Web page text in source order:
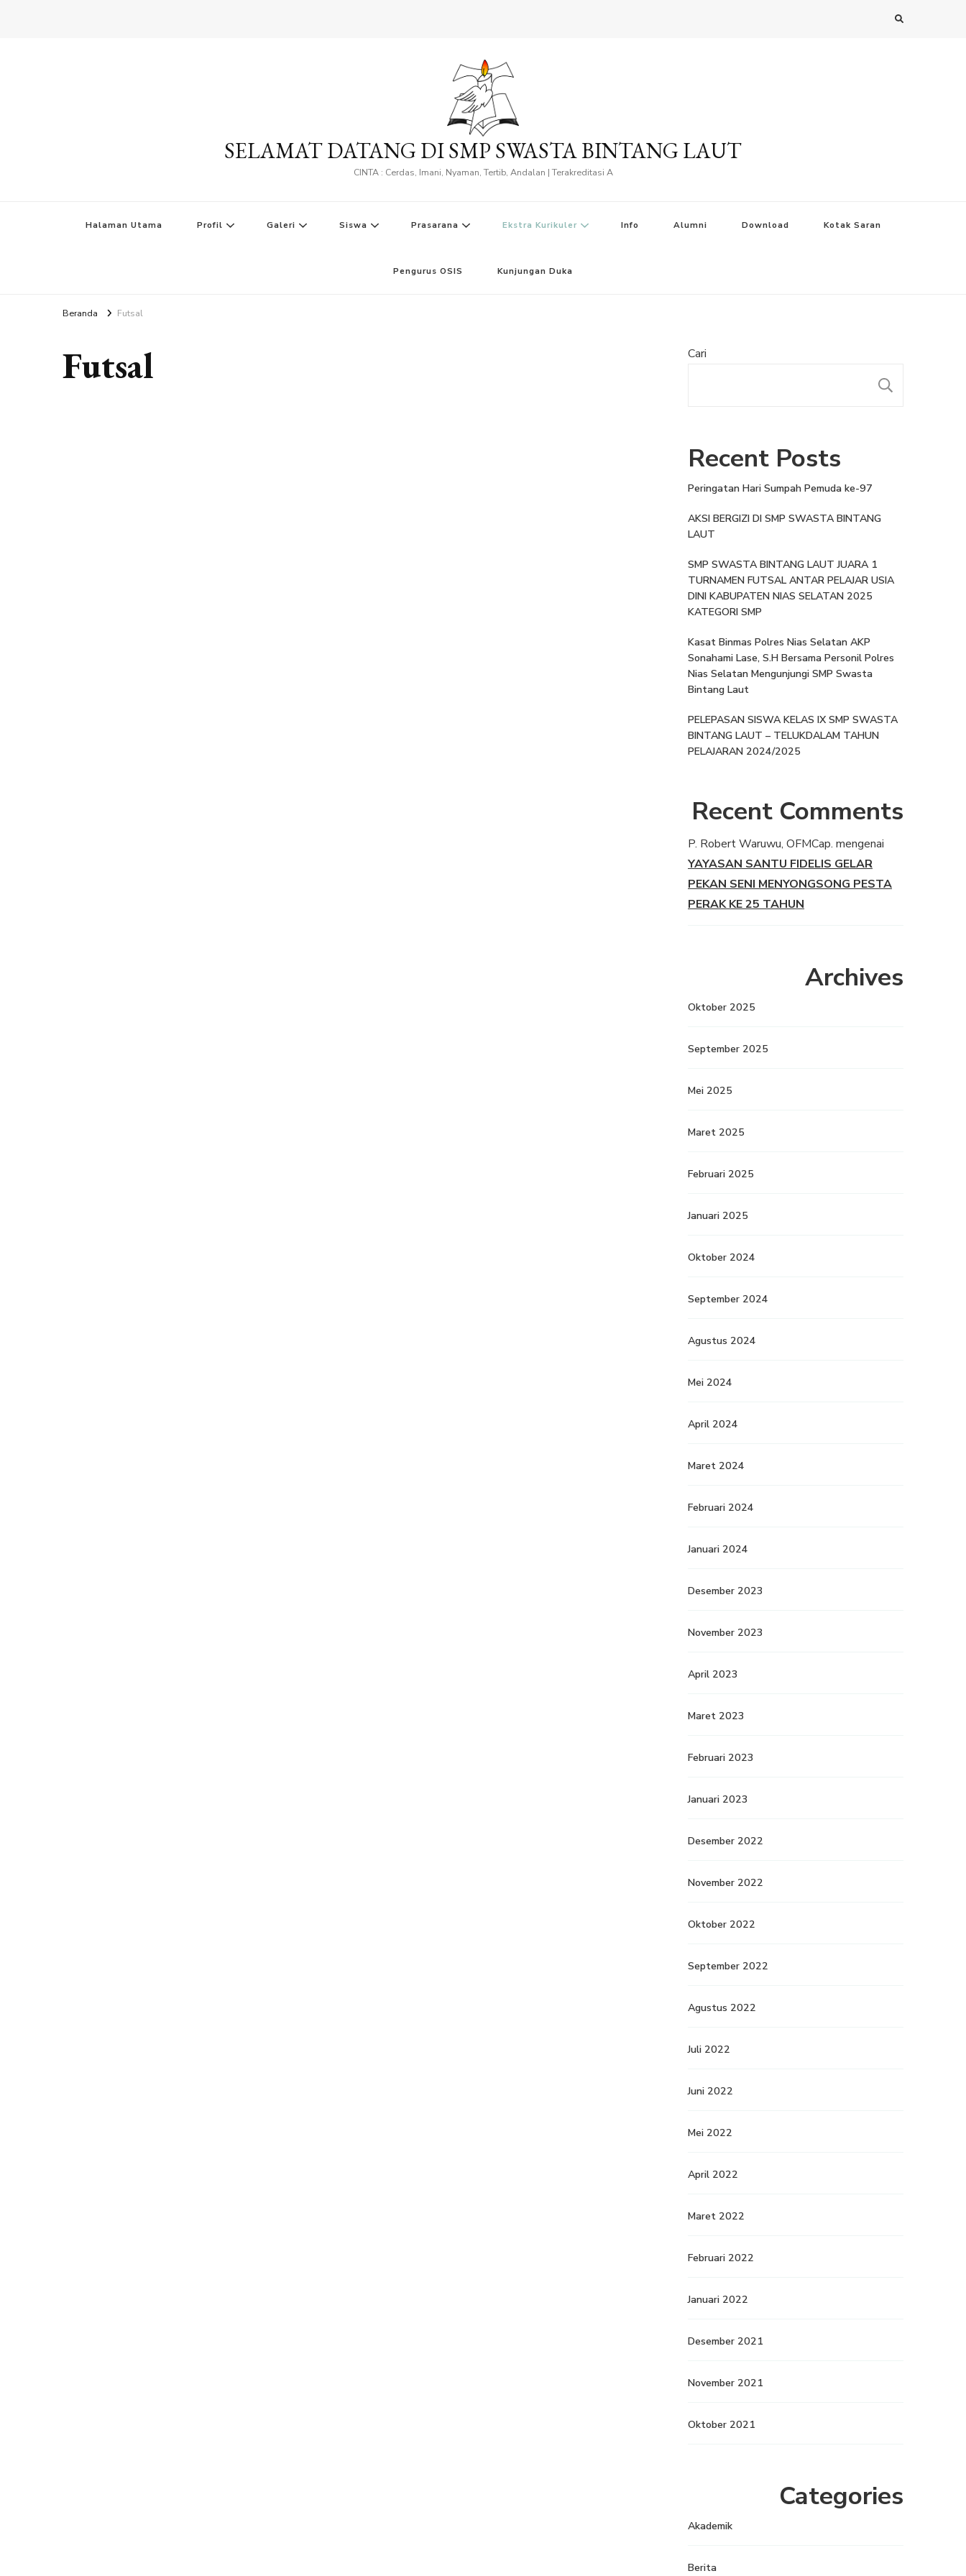
SELAMAT DATANG DI SMP SWASTA BINTANG LAUT
CINTA : Cerdas, Imani, Nyaman, Tertib, Andalan | Terakreditasi A
Halaman Utama Profil Galeri Siswa Prasarana Ekstra Kurikuler Info Alumni Download Kotak Saran
Pengurus OSIS Kunjungan Duka
Beranda Futsal
Futsal Cari
Recent Posts
Peringatan Hari Sumpah Pemuda ke-97
AKSI BERGIZI DI SMP SWASTA BINTANG
LAUT
SMP SWASTA BINTANG LAUT JUARA 1
TURNAMEN FUTSAL ANTAR PELAJAR USIA
DINI KABUPATEN NIAS SELATAN 2025
KATEGORI SMP
Kasat Binmas Polres Nias Selatan AKP
Sonahami Lase, S.H Bersama Personil Polres
Nias Selatan Mengunjungi SMP Swasta
Bintang Laut
PELEPASAN SISWA KELAS IX SMP SWASTA
BINTANG LAUT – TELUKDALAM TAHUN
PELAJARAN 2024/2025
Recent Comments
P. Robert Waruwu, OFMCap. mengenai
YAYASAN SANTU FIDELIS GELAR
PEKAN SENI MENYONGSONG PESTA
PERAK KE 25 TAHUN
Archives
Oktober 2025
September 2025
Mei 2025
Maret 2025
Februari 2025
Januari 2025
Oktober 2024
September 2024
Agustus 2024
Mei 2024
April 2024
Maret 2024
Februari 2024
Januari 2024
Desember 2023
November 2023
April 2023
Maret 2023
Februari 2023
Januari 2023
Desember 2022
November 2022
Oktober 2022
September 2022
Agustus 2022
Juli 2022
Juni 2022
Mei 2022
April 2022
Maret 2022
Februari 2022
Januari 2022
Desember 2021
November 2021
Oktober 2021
Categories
Akademik
Berita